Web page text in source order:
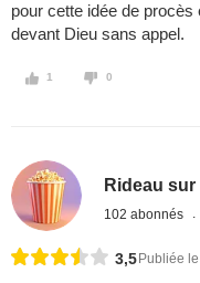
pour cette idée de
devant Dieu sans appel.
1 0
Rideau
102 abonnés
3,5 Publiée